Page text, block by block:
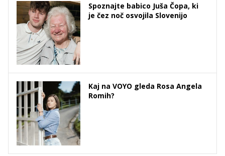
Spoznajte babico Juša Čopa, ki
je čez noč osvojila Slovenijo
Kaj na VOYO gleda Rosa Angela
Romih?